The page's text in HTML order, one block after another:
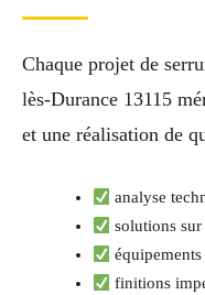
Chaque projet de
lès-Durance 13115
et une réalisation de
analyse
solutions sur
finitions